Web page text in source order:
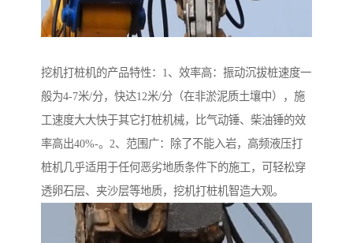
挖机打桩机的产品特性：1、效率高：振动沉拔桩速度一
般为4-7米/分，快达12米/分（在非淤泥质土壤中），施
工速度大大快于其它打桩机械，比气动锤、柴油锤的效
率高出40%-。2、范围广：除了不能入岩，高频液压打
桩机几乎适用于任何恶劣地质条件下的施工，可轻松穿
透卵石层、夹沙层等地质，挖机打桩机智造大观。